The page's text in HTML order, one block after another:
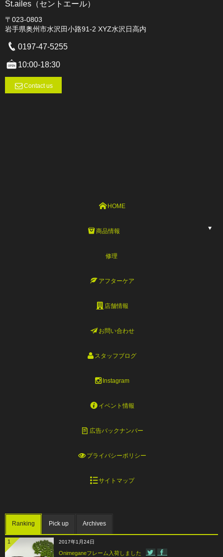
St.ailes（セントエール）
〒023-0803
岩手県奥州市水沢田小路91-2 XYZ水沢日高内
0197-47-5255
10:00-18:30
Contact us
HOME
商品情報
修理
アフターケア
店舗情報
お問い合わせ
スタッフブログ
Instagram
イベント情報
広告バックナンバー
プライバシーポリシー
サイトマップ
Ranking Pick up Archives
1 2017年1月24日
Onimeganeフレーム入荷しました